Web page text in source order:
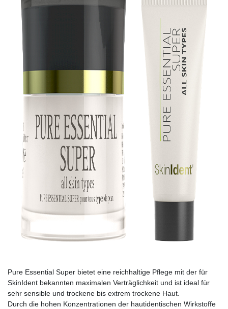
Pure Essential Super bietet eine reichhaltige Pflege mit der für
SkinIdent bekannten maximalen Verträglichkeit und ist ideal für
sehr sensible und trockene bis extrem trockene Haut.
Durch die hohen Konzentrationen der hautidentischen Wirkstoffe